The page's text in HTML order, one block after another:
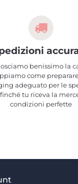
benissimo la
come
adeguato per le
tu riceva la
condizioni perfette